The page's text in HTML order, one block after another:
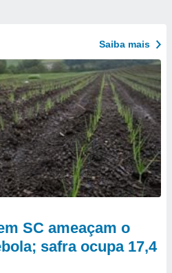
Saiba mais
SC ameaçam o
safra ocupa 17,4